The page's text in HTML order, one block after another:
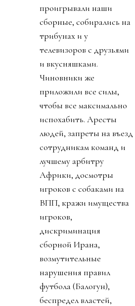
проигрывали наши
сборные, собирались на
трибунах и у
телевизоров с друзьями
и вкусняшками.
Чиновники же
приложили все силы,
чтобы все максимально
испохабить. Аресты
людей, запреты на въезд
сотрудникам команд и
лучшему арбитру
Африки, досмотры
игроков с собаками на
ВПП, кражи имущества
игроков,
дискриминация
сборной Ирана,
возмутительные
нарушения правил
футбола (Балогун),
беспредел властей,